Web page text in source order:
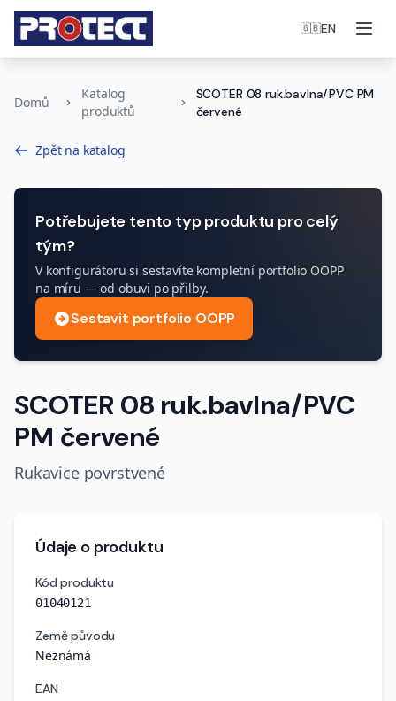
🇬🇧EN
Domů
Katalog
produktů
SCOTER 08 ruk.bavlna/PVC PM
červené
Zpět na katalog
Potřebujete tento typ produktu pro celý
tým?
V konfigurátoru si sestavíte kompletní portfolio OOPP
na míru — od obuvi po přilby.
Sestavit portfolio OOPP
SCOTER 08 ruk.bavlna/PVC
PM červené
Rukavice povrstvené
Údaje o produktu
Kód produktu
01040121
Země původu
Neznámá
EAN